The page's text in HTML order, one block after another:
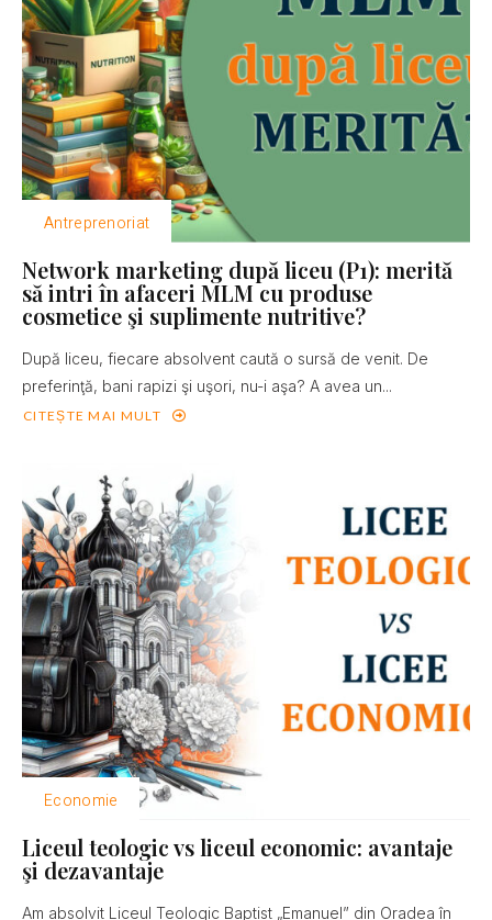
Antreprenoriat
Network marketing după liceu (P1): merită
să intri în afaceri MLM cu produse
cosmetice şi suplimente nutritive?
După liceu, fiecare absolvent caută o sursă de venit. De
preferinţă, bani rapizi şi uşori, nu-i aşa? A avea un...
CITEȘTE MAI MULT
Economie
Liceul teologic vs liceul economic: avantaje
şi dezavantaje
Am absolvit Liceul Teologic Baptist „Emanuel” din Oradea în